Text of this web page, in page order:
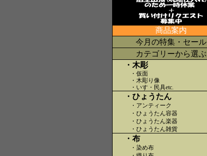
商品案内
今月の特集・セール
カテゴリーから選ぶ
・木彫
・仮面
・木彫り像
・いす・民具etc.
・ひょうたん
・アンティーク
・ひょうたん容器
・ひょうたん楽器
・ひょうたん雑貨
・布
・染め布